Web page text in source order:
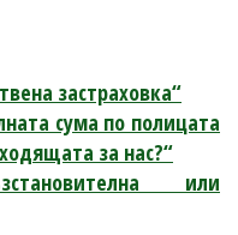
застраховка“
сума по полицата
за нас?“
или